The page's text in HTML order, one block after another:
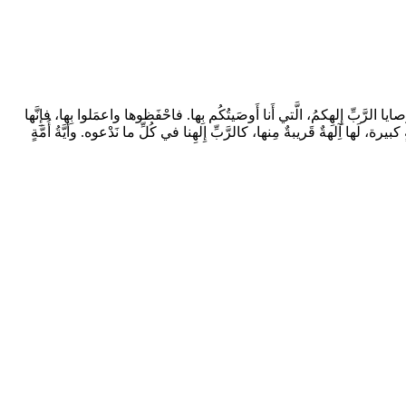
الرَّبِّ إِلهِكمُ، الَّتي أَنا أَوصَيتُكُم بِها. فاحْفَظوها واعمَلوا بِها، فإِنَّها
لَها آِلهةٌ قَريبةٌ مِنها، كالرَّبِّ إِلهِنا في كُلِّ ما نَدْعوه. وأيَّةُ أُمَّةٍ